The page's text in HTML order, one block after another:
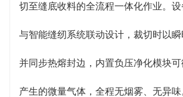
切至缝底收料的全流程一体化作业。
与智能缝纫系统联动设计，裁切时以
并同步热熔封边，内置负压净化模块
产生的微量气体，全程无烟雾、无异